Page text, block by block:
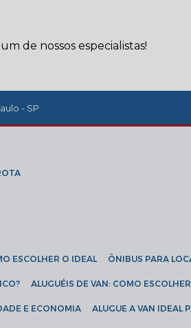
de nossos especialistas!
- SP
ESCOLHER O IDEAL ÔNIBUS PARA
ALUGUÉIS DE VAN: COMO
E ECONOMIA ALUGUE A VAN